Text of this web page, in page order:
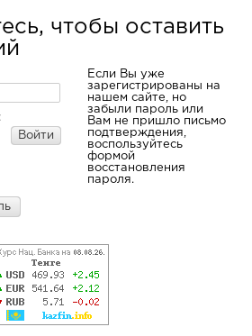
чтобы оставить
Войти
Если Вы уже
зарегистрированы на
нашем сайте, но
забыли пароль или
Вам не пришло письмо
подтверждения,
воспользуйтесь
формой
восстановления
пароля.